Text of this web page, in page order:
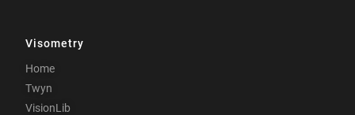
Visometry
Home
Twyn
VisionLib